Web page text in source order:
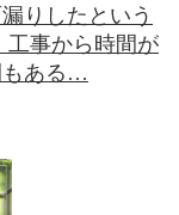
りしたという
工事から時間が
もある…